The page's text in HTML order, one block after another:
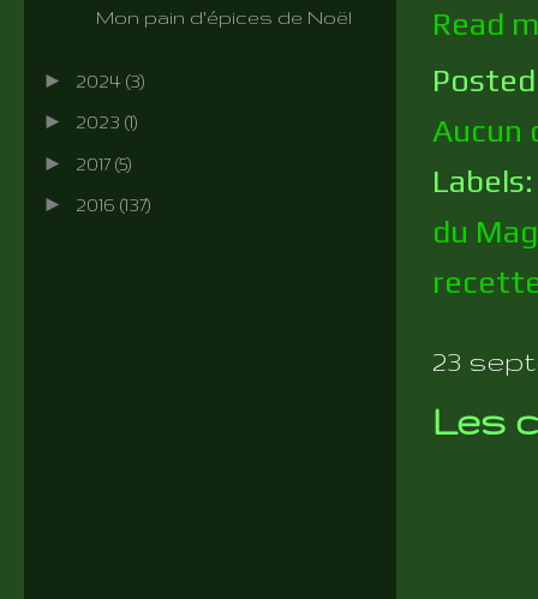
Read
Aucun
du
23
Les
Mon pain d'épices de Noël
► 2024 (3)
► 2023 (1)
► 2017 (5)
► 2016 (137)